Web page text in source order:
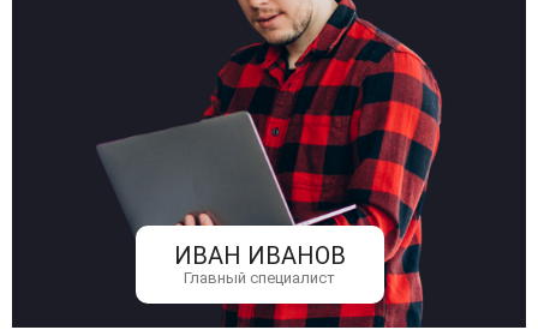
ИВАН ИВАНОВ
Главный специалист